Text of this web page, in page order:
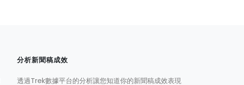
分析新聞稿成效
透過Trek數據平台的分析讓您知道你的新聞稿成效表現